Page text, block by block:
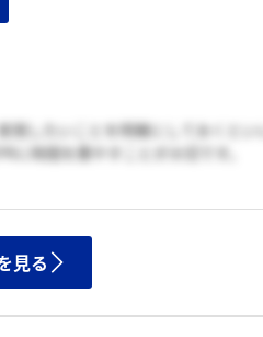
したいことを明確にしておくといい
に時間を費やすことが大切です。
見る